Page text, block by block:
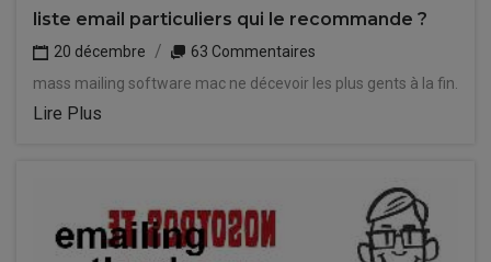
liste email particuliers qui le recommande ?
20 décembre
63 Commentaires
mass mailing software mac ne décevoir les plus gents à la fin.
Lire Plus